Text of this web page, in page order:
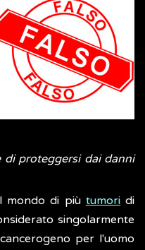
di proteggersi dai danni
mondo di più tumoridi
singolarmente
per l'uomo